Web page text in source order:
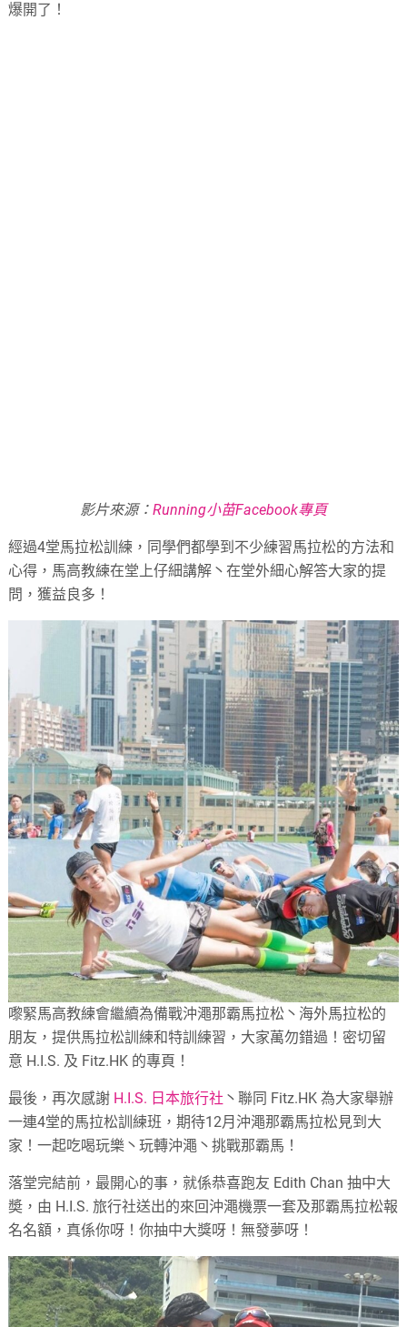
爆開了！
影片來源： Running小苗Facebook專頁
經過4堂馬拉松訓練，同學們都學到不少練習馬拉松的方法和
心得，馬高教練在堂上仔細講解丶在堂外細心解答大家的提
問，獲益良多！
嚟緊馬高教練會繼續為備戰沖澠那霸馬拉松丶海外馬拉松的
朋友，提供馬拉松訓練和特訓練習，大家萬勿錯過！密切留
意 H.I.S. 及 Fitz.HK 的專頁！
最後，再次感謝 H.I.S. 日本旅行社 丶聯同 Fitz.HK 為大家舉辦
一連4堂的馬拉松訓練班，期待12月沖澠那霸馬拉松見到大
家！一起吃喝玩樂丶玩轉沖澠丶挑戰那霸馬！
落堂完結前，最開心的事，就係恭喜跑友 Edith Chan 抽中大
奬，由 H.I.S. 旅行社送出的來回沖澠機票一套及那霸馬拉松報
名名額，真係你呀！你抽中大獎呀！無發夢呀！